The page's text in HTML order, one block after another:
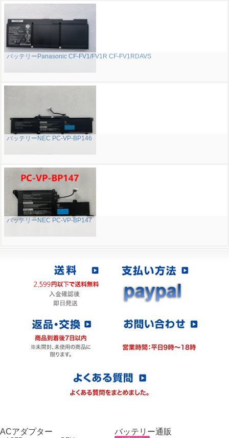
バッテリーPanasonic CF-FV1/FV1R CF-FV1RDAVS
バッテリーNEC PC-VP-BP146
バッテリーNEC PC-VP-BP147
ACアダプター バッテリー通販